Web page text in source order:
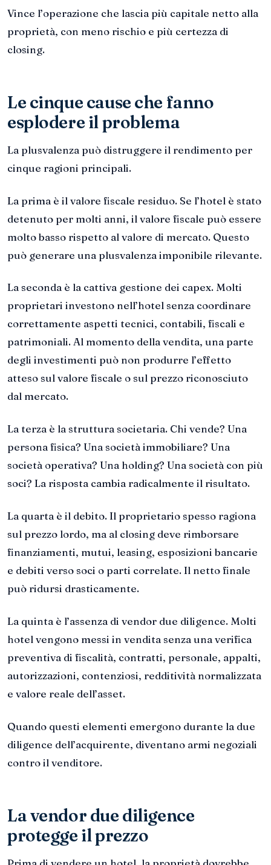
Vince l’operazione che lascia più capitale netto alla
proprietà, con meno rischio e più certezza di
closing.
Le cinque cause che fanno
esplodere il problema
La plusvalenza può distruggere il rendimento per
cinque ragioni principali.
La prima è il valore fiscale residuo. Se l’hotel è stato
detenuto per molti anni, il valore fiscale può essere
molto basso rispetto al valore di mercato. Questo
può generare una plusvalenza imponibile rilevante.
La seconda è la cattiva gestione dei capex. Molti
proprietari investono nell’hotel senza coordinare
correttamente aspetti tecnici, contabili, fiscali e
patrimoniali. Al momento della vendita, una parte
degli investimenti può non produrre l’effetto
atteso sul valore fiscale o sul prezzo riconosciuto
dal mercato.
La terza è la struttura societaria. Chi vende? Una
persona fisica? Una società immobiliare? Una
società operativa? Una holding? Una società con più
soci? La risposta cambia radicalmente il risultato.
La quarta è il debito. Il proprietario spesso ragiona
sul prezzo lordo, ma al closing deve rimborsare
finanziamenti, mutui, leasing, esposizioni bancarie
e debiti verso soci o parti correlate. Il netto finale
può ridursi drasticamente.
La quinta è l’assenza di vendor due diligence. Molti
hotel vengono messi in vendita senza una verifica
preventiva di fiscalità, contratti, personale, appalti,
autorizzazioni, contenziosi, redditività normalizzata
e valore reale dell’asset.
Quando questi elementi emergono durante la due
diligence dell’acquirente, diventano armi negoziali
contro il venditore.
La vendor due diligence
protegge il prezzo